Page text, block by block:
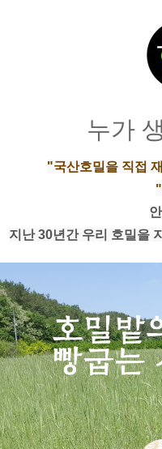
누가
"국산호밀을 직접
지난 30년간 우리 호밀을